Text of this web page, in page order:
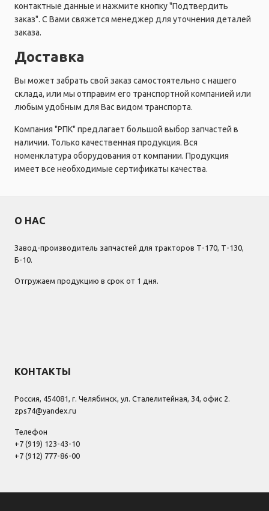
контактные данные и нажмите кнопку "Подтвердить
заказ". С Вами свяжется менеджер для уточнения деталей
заказа.
Доставка
Вы может забрать свой заказ самостоятельно с нашего
склада, или мы отправим его транспортной компанией или
любым удобным для Вас видом транспорта.
Компания "РПК" предлагает большой выбор запчастей в
наличии. Только качественная продукция. Вся
номенклатура оборудования от компании. Продукция
имеет все необходимые сертификаты качества.
О НАС
Завод-производитель запчастей для тракторов Т-170, Т-130,
Б-10.
Отгружаем продукцию в срок от 1 дня.
КОНТАКТЫ
Россия, 454081, г. Челябинск, ул. Сталелитейная, 34, офис 2.
zps74@yandex.ru
Телефон
+7 (919) 123-43-10
+7 (912) 777-86-00